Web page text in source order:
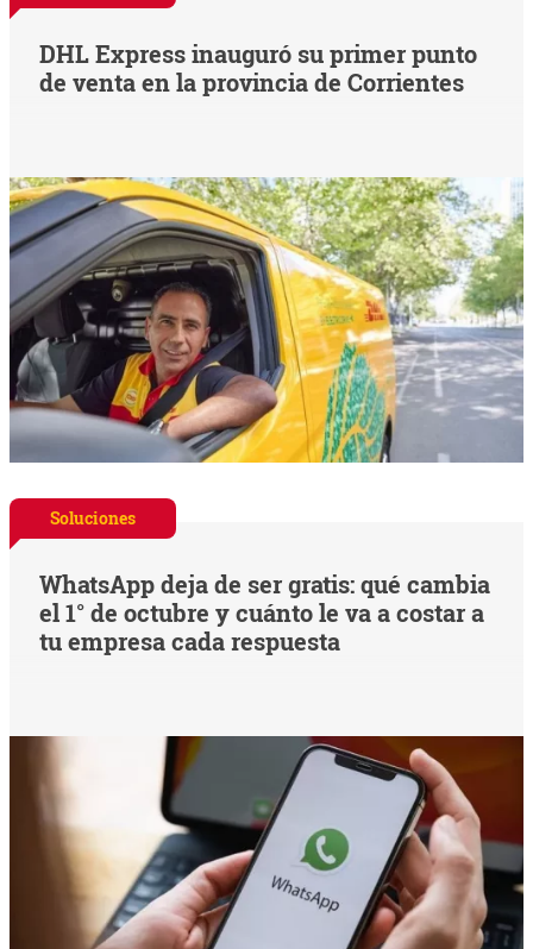
DHL Express inauguró su primer punto
de venta en la provincia de Corrientes
Soluciones
WhatsApp deja de ser gratis: qué cambia
el 1° de octubre y cuánto le va a costar a
tu empresa cada respuesta